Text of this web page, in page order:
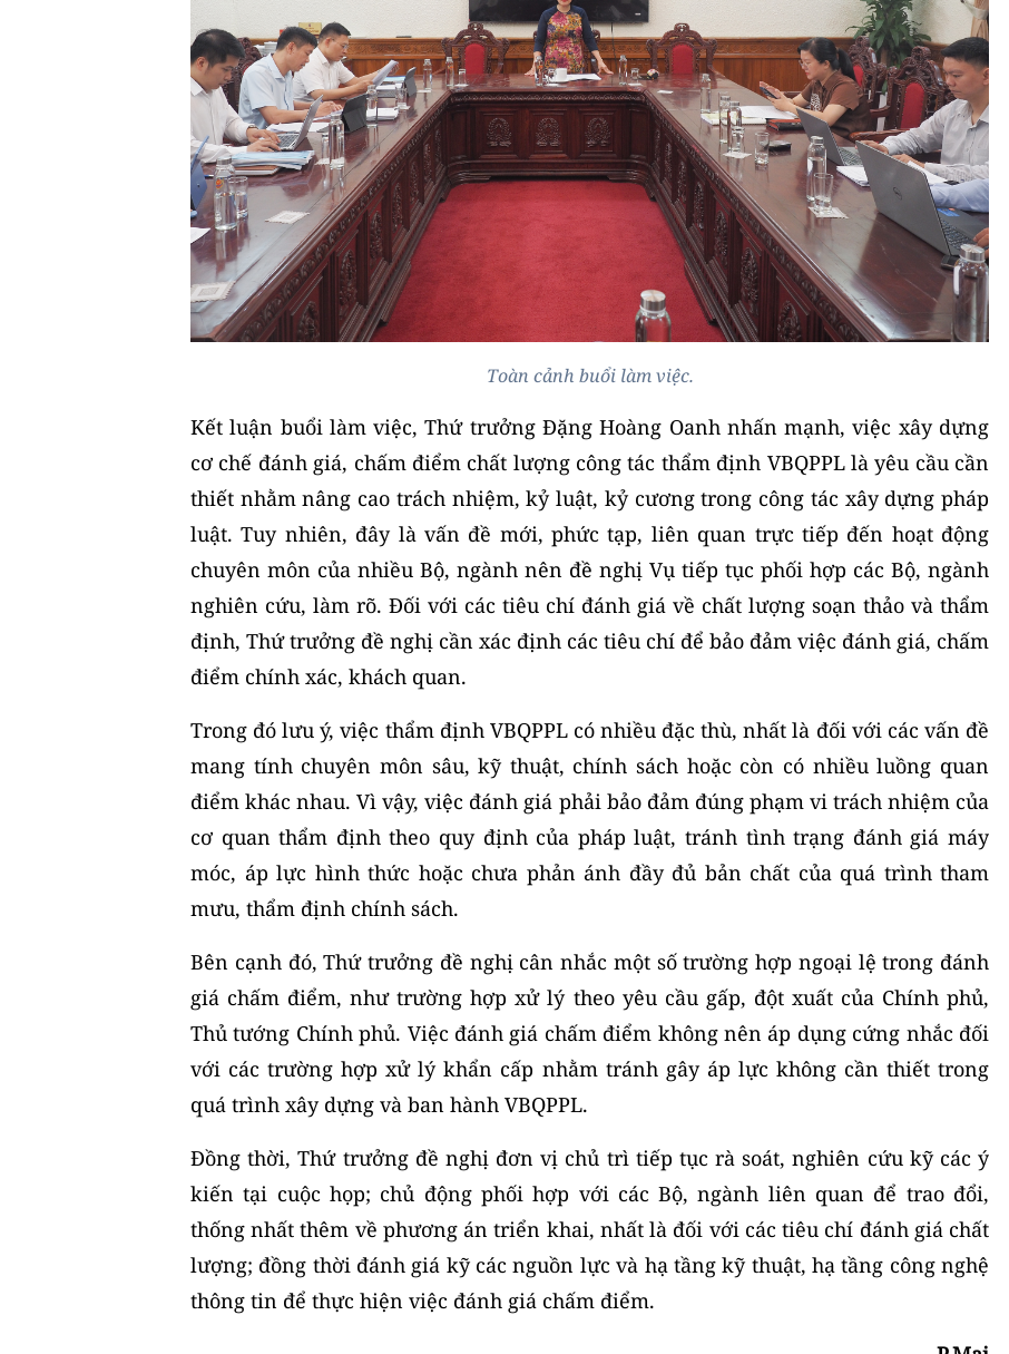
Toàn cảnh buổi làm việc.
Kết luận buổi làm việc, Thứ trưởng Đặng Hoàng Oanh nhấn mạnh, việc xây dựng
cơ chế đánh giá, chấm điểm chất lượng công tác thẩm định VBQPPL là yêu cầu cần
thiết nhằm nâng cao trách nhiệm, kỷ luật, kỷ cương trong công tác xây dựng pháp
luật. Tuy nhiên, đây là vấn đề mới, phức tạp, liên quan trực tiếp đến hoạt động
chuyên môn của nhiều Bộ, ngành nên đề nghị Vụ tiếp tục phối hợp các Bộ, ngành
nghiên cứu, làm rõ. Đối với các tiêu chí đánh giá về chất lượng soạn thảo và thẩm
định, Thứ trưởng đề nghị cần xác định các tiêu chí để bảo đảm việc đánh giá, chấm
điểm chính xác, khách quan.
Trong đó lưu ý, việc thẩm định VBQPPL có nhiều đặc thù, nhất là đối với các vấn đề
mang tính chuyên môn sâu, kỹ thuật, chính sách hoặc còn có nhiều luồng quan
điểm khác nhau. Vì vậy, việc đánh giá phải bảo đảm đúng phạm vi trách nhiệm của
cơ quan thẩm định theo quy định của pháp luật, tránh tình trạng đánh giá máy
móc, áp lực hình thức hoặc chưa phản ánh đầy đủ bản chất của quá trình tham
mưu, thẩm định chính sách.
Bên cạnh đó, Thứ trưởng đề nghị cân nhắc một số trường hợp ngoại lệ trong đánh
giá chấm điểm, như trường hợp xử lý theo yêu cầu gấp, đột xuất của Chính phủ,
Thủ tướng Chính phủ. Việc đánh giá chấm điểm không nên áp dụng cứng nhắc đối
với các trường hợp xử lý khẩn cấp nhằm tránh gây áp lực không cần thiết trong
quá trình xây dựng và ban hành VBQPPL.
Đồng thời, Thứ trưởng đề nghị đơn vị chủ trì tiếp tục rà soát, nghiên cứu kỹ các ý
kiến tại cuộc họp; chủ động phối hợp với các Bộ, ngành liên quan để trao đổi,
thống nhất thêm về phương án triển khai, nhất là đối với các tiêu chí đánh giá chất
lượng; đồng thời đánh giá kỹ các nguồn lực và hạ tầng kỹ thuật, hạ tầng công nghệ
thông tin để thực hiện việc đánh giá chấm điểm.